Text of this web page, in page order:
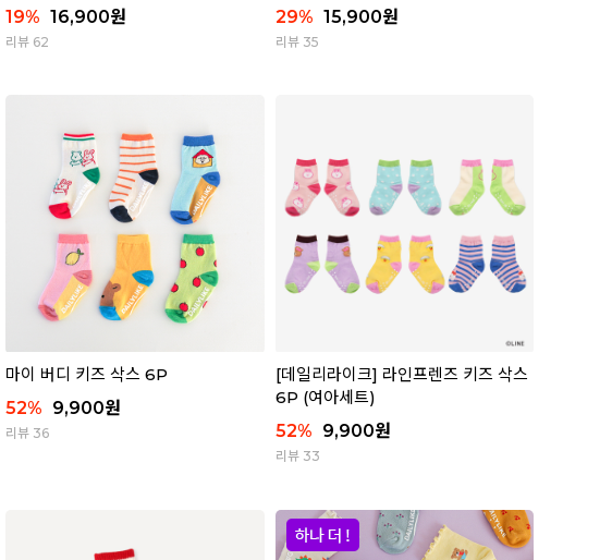
19% 16,900원
리뷰 62
29% 15,900원
리뷰 35
마이 버디 키즈 삭스 6P
52% 9,900원
리뷰 36
[데일리라이크] 라인프렌즈 키즈 삭스
6P (여아세트)
52% 9,900원
리뷰 33